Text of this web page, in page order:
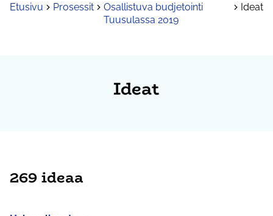
Etusivu Prosessit
Osallistuva budjetointi
Tuusulassa 2019
Ideat
Ideat
269 ideaa